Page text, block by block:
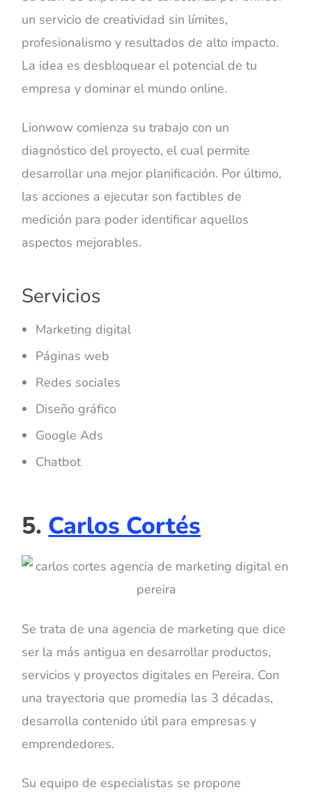
un servicio de creatividad sin límites,
profesionalismo y resultados de alto impacto.
La idea es desbloquear el potencial de tu
empresa y dominar el mundo online.
Lionwow comienza su trabajo con un
diagnóstico del proyecto, el cual permite
desarrollar una mejor planificación. Por último,
las acciones a ejecutar son factibles de
medición para poder identificar aquellos
aspectos mejorables.
Servicios
Marketing digital
Páginas web
Redes sociales
Diseño gráfico
Google Ads
Chatbot
5. Carlos Cortés
Se trata de una agencia de marketing que dice
ser la más antigua en desarrollar productos,
servicios y proyectos digitales en Pereira. Con
una trayectoria que promedia las 3 décadas,
desarrolla contenido útil para empresas y
emprendedores.
Su equipo de especialistas se propone